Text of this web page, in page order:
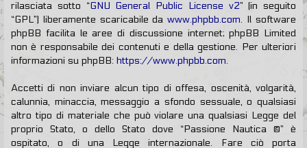
rilasciata sotto “GNU General Public License v2” (in seguito
“GPL”) liberamente scaricabile dawww.phpbb.com. Il software
phpBB facilita le aree di discussione internet; phpBB Limited
non è responsabile dei contenuti e della gestione. Per ulteriori
informazioni su phpBB: https://www.phpbb.com.
Accetti di non inviare alcun tipo di offesa, oscenità, volgarità,
calunnia, minaccia, messaggio a sfondo sessuale, o qualsiasi
altro tipo di materiale che può violare una qualsiasi Legge del
proprio Stato, o dello Stato dove “Passione Nautica ®” è
ospitato, o di una Legge internazionale. Fare ciò porta